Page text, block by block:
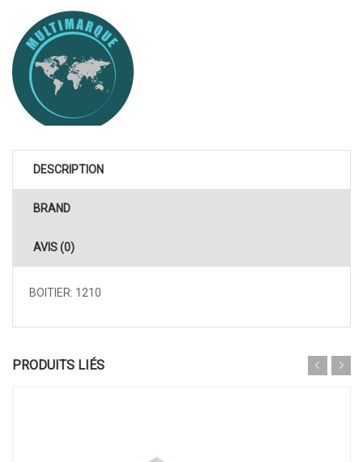
DESCRIPTION
BRAND
AVIS (0)
BOITIER: 1210
PRODUITS LIÉS